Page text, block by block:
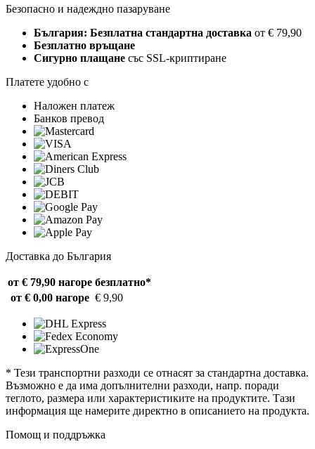
Безопасно и надеждно пазаруване
България: Безплатна стандартна доставка от € 79,90
Безплатно връщане
Сигурно плащане със SSL-криптиране
Платете удобно с
Наложен платеж
Банков превод
Доставка до България
от € 79,90 нагоре безплатно*
от € 0,00 нагоре € 9,90
* Тези транспортни разходи се отнасят за стандартна доставка.
Възможно е да има допълнителни разходи, напр. поради
теглото, размера или характеристиките на продуктите. Тази
информация ще намерите директно в описанието на продукта.
Помощ и поддръжка